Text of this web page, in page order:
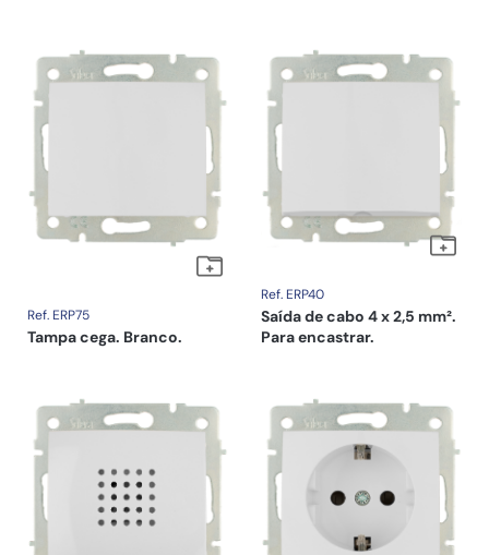
Ref. ERP75
Tampa cega. Branco.
Ref. ERP40
Saída de cabo 4 x 2,5 mm².
Para encastrar.